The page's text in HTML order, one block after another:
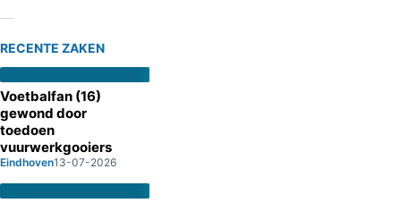
RECENTE ZAKEN
Voetbalfan (16)
gewond door
toedoen
vuurwerkgooiers
Eindhoven13-07-2026